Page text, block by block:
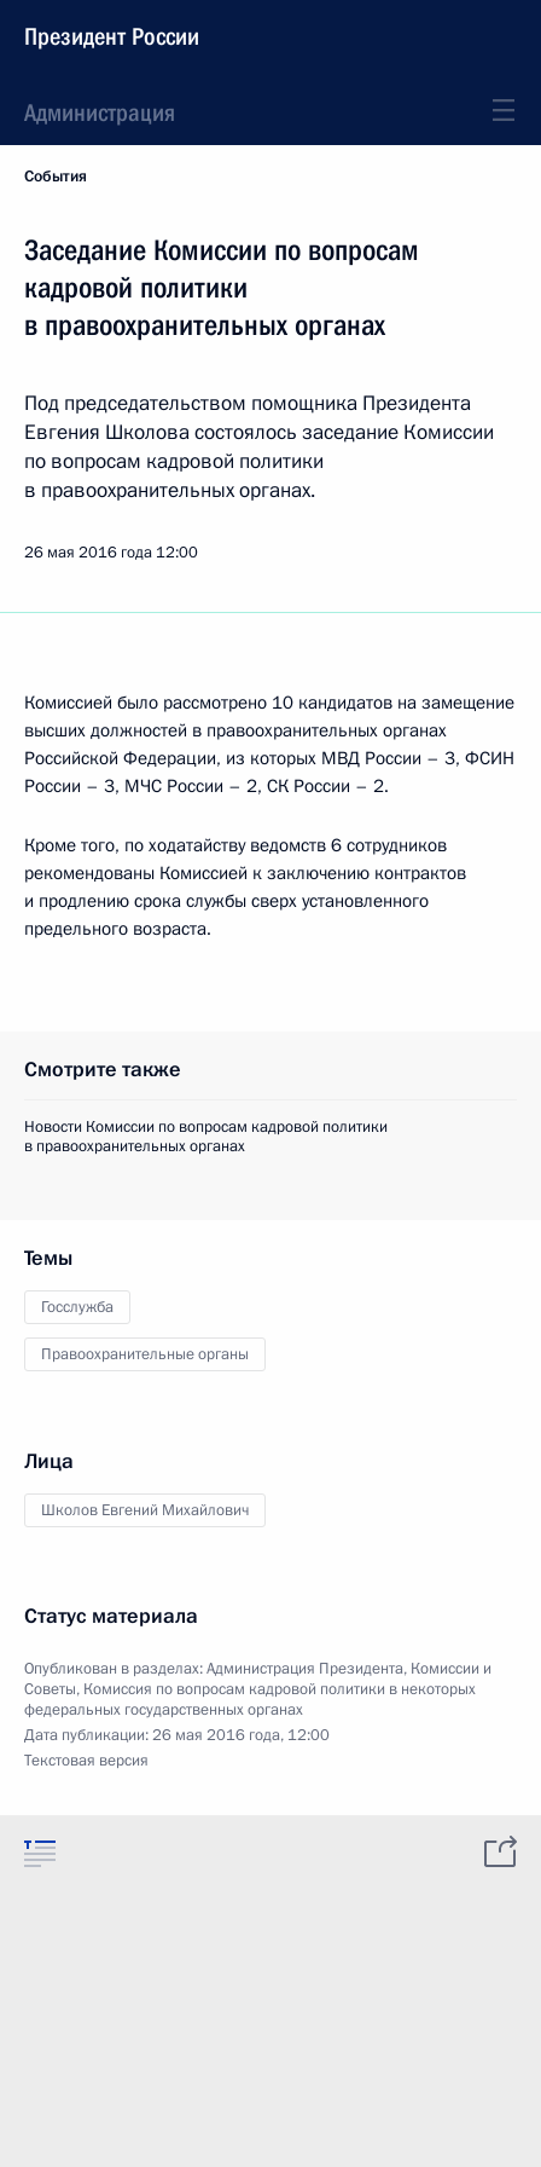
Президент России
Администрация
События
Заседание Комиссии по вопросам
кадровой политики
в правоохранительных органах
Под председательством помощника Президента
Евгения Школова состоялось заседание Комиссии
по вопросам кадровой политики
в правоохранительных органах.
26 мая 2016 года 12:00
Комиссией было рассмотрено 10 кандидатов на замещение
высших должностей в правоохранительных органах
Российской Федерации, из которых МВД России – 3, ФСИН
России – 3, МЧС России – 2, СК России – 2.
Кроме того, по ходатайству ведомств 6 сотрудников
рекомендованы Комиссией к заключению контрактов
и продлению срока службы сверх установленного
предельного возраста.
Смотрите также
Новости Комиссии по вопросам кадровой политики
в правоохранительных органах
Темы
Госслужба
Правоохранительные органы
Лица
Школов Евгений Михайлович
Статус материала
Опубликован в разделах:Администрация Президента, Комиссии и
Советы, Комиссия по вопросам кадровой политики в некоторых
федеральных государственных органах
Дата публикации:26 мая 2016 года, 12:00
Текстовая версия